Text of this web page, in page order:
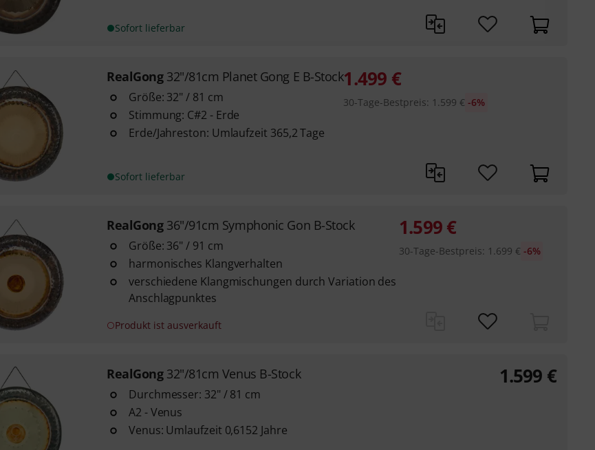
Sofort lieferbar
RealGong 32"/81cm Planet Gong E B-Stock
Größe: 32" / 81 cm
Stimmung: C#2 - Erde
Erde/Jahreston: Umlaufzeit 365,2 Tage
Sofort lieferbar
1.499 €
30-Tage-Bestpreis: 1.599 € -6%
RealGong 36"/91cm Symphonic Gon B-Stock
Größe: 36" / 91 cm
harmonisches Klangverhalten
verschiedene Klangmischungen durch Variation des
Anschlagpunktes
Produkt ist ausverkauft
1.599€
30-Tage-Bestpreis: 1.699 € -6%
RealGong 32"/81cm Venus B-Stock
Durchmesser: 32" / 81 cm
A2 - Venus
Venus: Umlaufzeit 0,6152 Jahre
1.599 €